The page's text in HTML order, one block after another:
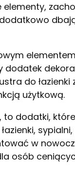
elementy,
dodatek
do
użytkową.
to dodatki,
w
osób